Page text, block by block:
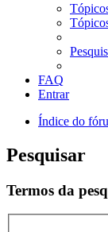
FAQ
Entrar
Índice do
Pesquisar
Termos da